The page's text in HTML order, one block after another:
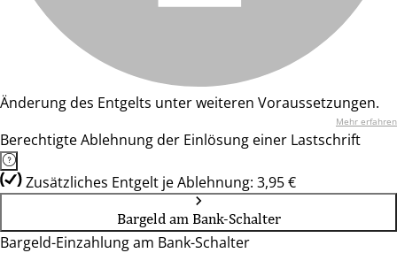
Änderung des Entgelts unter weiteren Voraussetzungen.
Mehr erfahren
Berechtigte Ablehnung der Einlösung einer Lastschrift
Zusätzliches Entgelt je Ablehnung: 3,95 €
Bargeld am Bank-Schalter
Bargeld-Einzahlung am Bank-Schalter